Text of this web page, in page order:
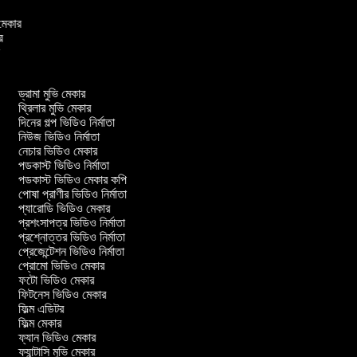
ড্রামা মুভি মেকার
থ্রিলার মুভি মেকার
দিনের গল্প ভিডিও নির্মাতা
নিউজ ভিডিও নির্মাতা
নেচার ভিডিও মেকার
পডকাস্ট ভিডিও নির্মাতা
পডকাস্ট ভিডিও মেকার কপি
পোষা প্রাণীর ভিডিও নির্মাতা
প্যারোডি ভিডিও মেকার
প্রশংসাপত্র ভিডিও নির্মাতা
প্রশ্নোত্তর ভিডিও নির্মাতা
প্রেজেন্টেশন ভিডিও নির্মাতা
প্রোমো ভিডিও মেকার
ফটো ভিডিও মেকার
ফিটনেস ভিডিও মেকার
ফিল্ম এডিটর
ফিল্ম মেকার
ফ্যান ভিডিও মেকার
ফ্যান্টাসি মুভি মেকার